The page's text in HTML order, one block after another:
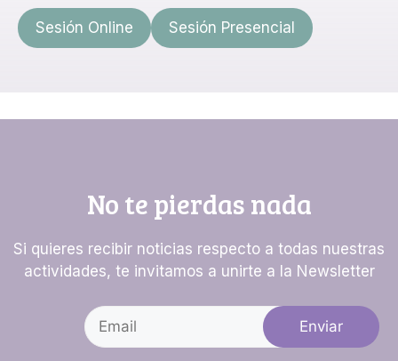
Sesión Online Sesión Presencial
No te pierdas nada
Si quieres recibir noticias respecto a todas nuestras
actividades, te invitamos a unirte a la Newsletter